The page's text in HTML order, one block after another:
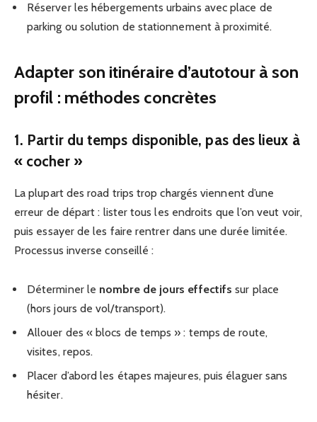
Réserver les hébergements urbains avec place de
parking ou solution de stationnement à proximité.
Adapter son itinéraire d’autotour à son
profil : méthodes concrètes
1. Partir du temps disponible, pas des lieux à
« cocher »
La plupart des road trips trop chargés viennent d’une
erreur de départ : lister tous les endroits que l’on veut voir,
puis essayer de les faire rentrer dans une durée limitée.
Processus inverse conseillé :
Déterminer le nombre de jours effectifs sur place
(hors jours de vol/transport).
Allouer des « blocs de temps » : temps de route,
visites, repos.
Placer d’abord les étapes majeures, puis élaguer sans
hésiter.